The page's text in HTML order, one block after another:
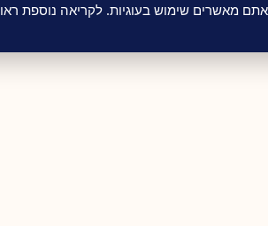
מאשרים שימוש בעוגיות. לקריאה נוספת ראו